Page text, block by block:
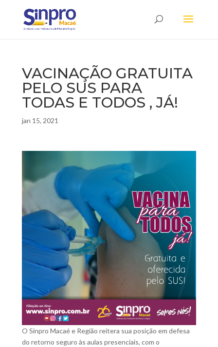
VACINAÇÃO GRATUITA
PELO SUS PARA
TODAS E TODOS , JÁ!
jan 15, 2021
O Sinpro Macaé e Região reitera sua posição em defesa
do retorno seguro às aulas presenciais, com o